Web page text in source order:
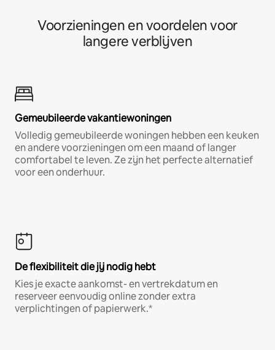
Voorzieningen en voordelen voor
langere verblijven
Gemeubileerde vakantiewoningen
Volledig gemeubileerde woningen hebben een keuken
en andere voorzieningen om een maand of langer
comfortabel te leven. Ze zijn het perfecte alternatief
voor een onderhuur.
De flexibiliteit die jij nodig hebt
Kies je exacte aankomst- en vertrekdatum en
reserveer eenvoudig online zonder extra
verplichtingen of papierwerk.*